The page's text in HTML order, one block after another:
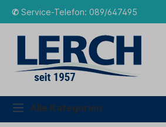
✆ Service-Telefon: 089/647495
Alle Kategorien